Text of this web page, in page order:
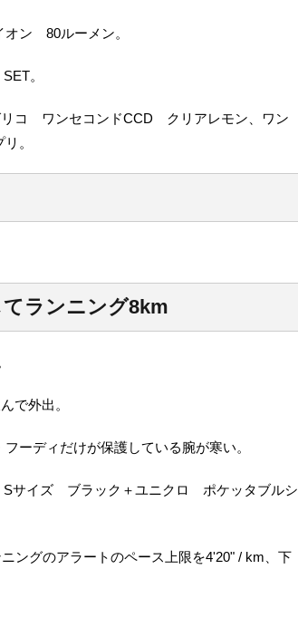
ン 80ルーメン。
。
コ ワンセコンドCCD クリアレモン、ワン
。
ランニング8km
で外出。
ーディだけが保護している腕が寒い。
サイズ ブラック＋ユニクロ ポケッタブルシ
ングのアラートのペース上限を4'20" / km、下